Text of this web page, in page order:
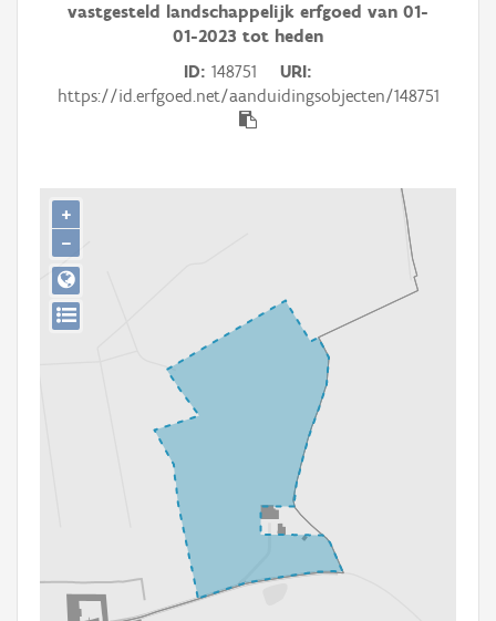
Waarneming
Gebeurtenis
Downloads
Hergebruik
Aanmelden
vastgesteld landschappelijk erfgoed van 01-
01-2023 tot heden
ID 148751
URI
https://id.erfgoed.net/aanduidingsobjecten/148751
+
−